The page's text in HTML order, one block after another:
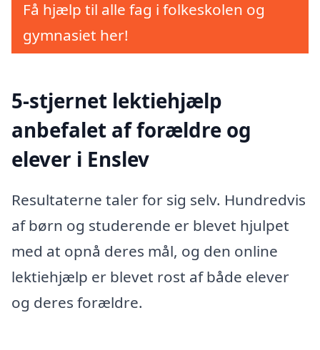
Få hjælp til alle fag i folkeskolen og
gymnasiet her!
5-stjernet lektiehjælp
anbefalet af forældre og
elever i Enslev
Resultaterne taler for sig selv. Hundredvis
af børn og studerende er blevet hjulpet
med at opnå deres mål, og den online
lektiehjælp er blevet rost af både elever
og deres forældre.